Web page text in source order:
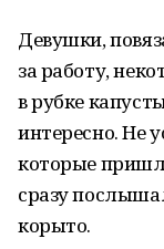
Девушки,
за работу,
в рубке
интересно. Не
которые
сразу
корыто.